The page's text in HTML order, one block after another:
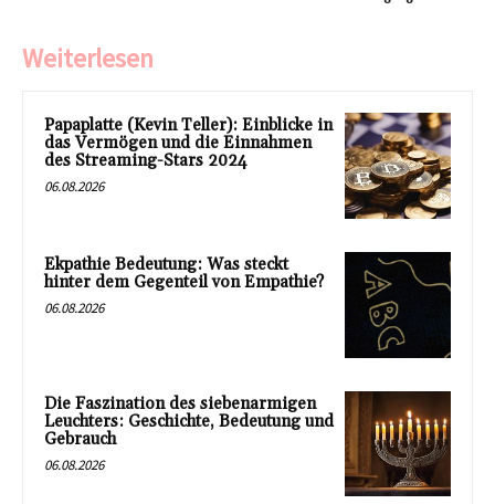
Weiterlesen
Papaplatte (Kevin Teller): Einblicke in
das Vermögen und die Einnahmen
des Streaming-Stars 2024
06.08.2026
Ekpathie Bedeutung: Was steckt
hinter dem Gegenteil von Empathie?
06.08.2026
Die Faszination des siebenarmigen
Leuchters: Geschichte, Bedeutung und
Gebrauch
06.08.2026